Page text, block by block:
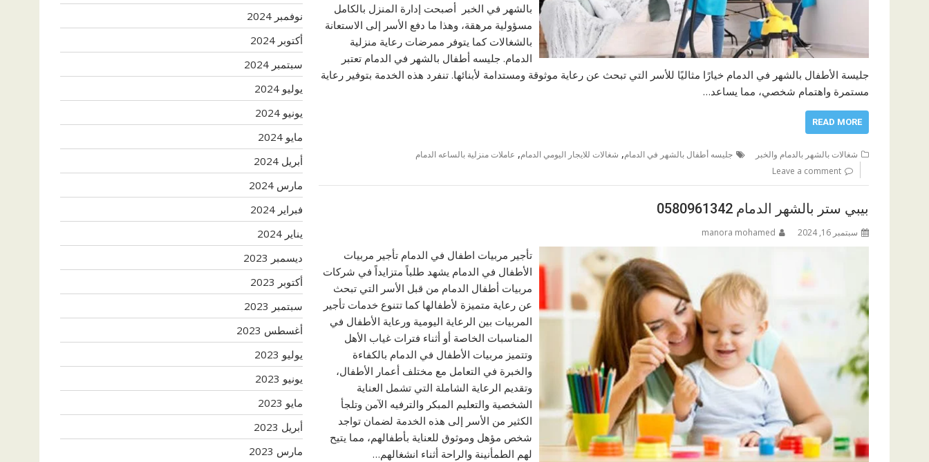
بالشهر في الخبر أصبحت إدارة المنزل بالكامل
مسؤولية مرهقة، وهذا ما دفع الأسر إلى الاستعانة
بالشغالات كما يتوفر ممرضات رعاية منزلية
الدمام. جليسه أطفال بالشهر في الدمام تعتبر
جليسة الأطفال بالشهر في الدمام خيارًا مثاليًا للأسر التي تبحث عن رعاية موثوقة ومستدامة لأبنائها. تنفرد هذه الخدمة بتوفير رعاية
مستمرة واهتمام شخصي، مما يساعد…
READ MORE
شغالات بالشهر بالدمام والخبر جليسه أطفال بالشهر في الدمام, شغالات للايجار اليومي الدمام, عاملات منزلية بالساعه الدمام
Leave a comment
بيبي ستر بالشهر الدمام 0580961342
سبتمبر 16, 2024 manora mohamed
تأجير مربيات اطفال في الدمام تأجير مربيات
الأطفال في الدمام يشهد طلباً متزايداً في شركات
مربيات أطفال الدمام من قبل الأسر التي تبحث
عن رعاية متميزة لأطفالها كما تتنوع خدمات تأجير
المربيات بين الرعاية اليومية ورعاية الأطفال في
المناسبات الخاصة أو أثناء فترات غياب الأهل
وتتميز مربيات الأطفال في الدمام بالكفاءة
والخبرة في التعامل مع مختلف أعمار الأطفال،
وتقديم الرعاية الشاملة التي تشمل العناية
الشخصية والتعليم المبكر والترفيه الآمن وتلجأ
الكثير من الأسر إلى هذه الخدمة لضمان تواجد
شخص مؤهل وموثوق للعناية بأطفالهم، مما يتيح
لهم الطمأنينة والراحة أثناء انشغالهم…
نوفمبر 2024
أكتوبر 2024
سبتمبر 2024
يوليو 2024
يونيو 2024
مايو 2024
أبريل 2024
مارس 2024
فبراير 2024
يناير 2024
ديسمبر 2023
أكتوبر 2023
سبتمبر 2023
أغسطس 2023
يوليو 2023
يونيو 2023
مايو 2023
أبريل 2023
مارس 2023